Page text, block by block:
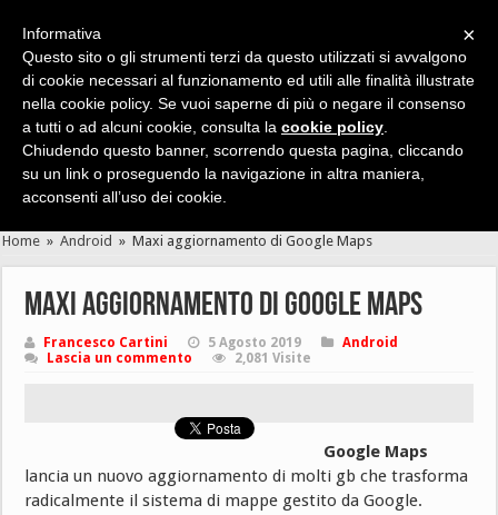
Cerca velocemente news, recensioni, guide, app, giochi ...
Home » Android » Maxi aggiornamento di Google Maps
Maxi aggiornamento di Google Maps
Francesco Cartini 5 Agosto 2019
Android
Lascia un commento
2,081 Visite
Google Maps
lancia un nuovo aggiornamento di molti gb che trasforma
radicalmente il sistema di mappe gestito da Google.
×
Informativa
Questo sito o gli strumenti terzi da questo utilizzati si avvalgono
di cookie necessari al funzionamento ed utili alle finalità illustrate
nella cookie policy. Se vuoi saperne di più o negare il consenso
a tutti o ad alcuni cookie, consulta la cookie policy
Chiudendo questo banner, scorrendo questa pagina, cliccando
su un link o proseguendo la navigazione in altra maniera,
acconsenti all’uso dei cookie.